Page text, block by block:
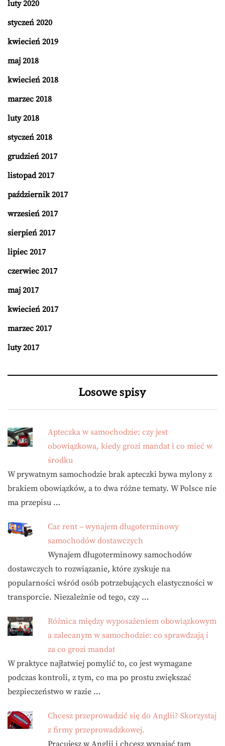
luty 2020
styczeń 2020
kwiecień 2019
maj 2018
kwiecień 2018
marzec 2018
luty 2018
styczeń 2018
grudzień 2017
listopad 2017
październik 2017
wrzesień 2017
sierpień 2017
lipiec 2017
czerwiec 2017
maj 2017
kwiecień 2017
marzec 2017
luty 2017
Losowe spisy
Apteczka w samochodzie: czy jest
obowiązkowa, kiedy grozi mandat i co mieć w
środku
W prywatnym samochodzie brak apteczki bywa mylony z
brakiem obowiązków, a to dwa różne tematy. W Polsce nie
ma przepisu …
Car rent – wynajem długoterminowy
samochodów dostawczych
Wynajem długoterminowy samochodów
dostawczych to rozwiązanie, które zyskuje na
popularności wśród osób potrzebujących elastyczności w
transporcie. Niezależnie od tego, czy …
Różnica między wyposażeniem obowiązkowym
a zalecanym w samochodzie: co sprawdzają i
za co grozi mandat
W praktyce najłatwiej pomylić to, co jest wymagane
podczas kontroli, z tym, co ma po prostu zwiększać
bezpieczeństwo w razie …
Chcesz przeprowadzić się do Anglii? Skorzystaj
z firmy przeprowadzkowej.